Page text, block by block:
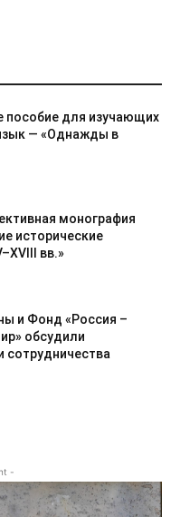
пособие для изучающих
— «Однажды в
монография
исторические
вв.»
и Фонд «Россия –
обсудили
сотрудничества
-